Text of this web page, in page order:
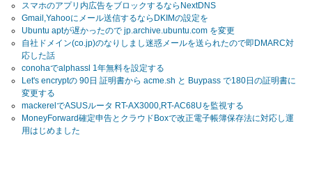
スマホのアプリ内広告をブロックするならNextDNS
Gmail,Yahooにメール送信するならDKIMの設定を
Ubuntu aptが遅かったので jp.archive.ubuntu.com を変更
自社ドメイン(co.jp)のなりしまし迷惑メールを送られたので即DMARC対
応した話
conohaでalphassl 1年無料を設定する
Let's encryptの 90日 証明書から acme.sh と Buypass で180日の証明書に
変更する
mackerelでASUSルータ RT-AX3000,RT-AC68Uを監視する
MoneyForward確定申告とクラウドBoxで改正電子帳簿保存法に対応し運
用はじめました